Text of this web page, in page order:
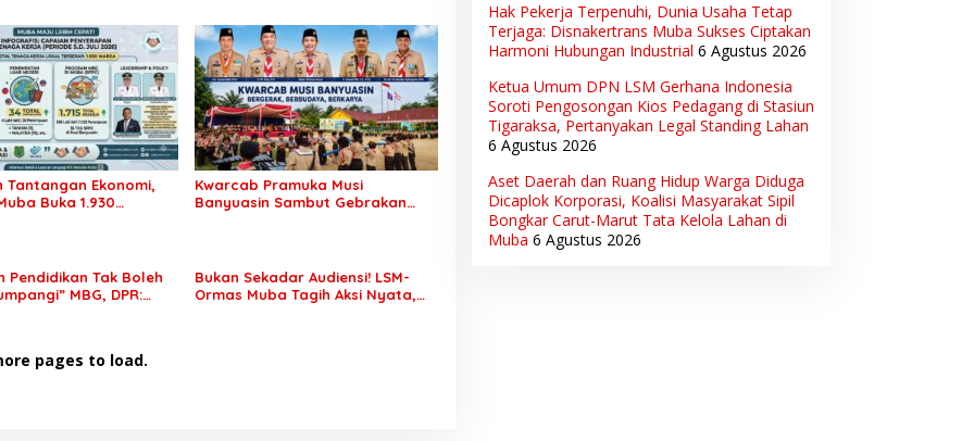
Tantangan Ekonomi,
Buka 1.930
Kwarcab Pramuka Musi
Banyuasin Sambut Gebrakan
Siap Sambut Peluang Emas
Pendidikan Tak Boleh
MBG, DPR:
Bukan Sekadar Audiensi! LSM-
Ormas Muba Tagih Aksi Nyata,
pages to load.
Hak Pekerja Terpenuhi, Dunia Usaha Tetap
Terjaga: Disnakertrans Muba Sukses Ciptakan
Harmoni Hubungan Industrial 6 Agustus 2026
Ketua Umum DPN LSM Gerhana Indonesia
Soroti Pengosongan Kios Pedagang di Stasiun
Tigaraksa, Pertanyakan Legal Standing Lahan
6 Agustus 2026
Aset Daerah dan Ruang Hidup Warga Diduga
Dicaplok Korporasi, Koalisi Masyarakat Sipil
Bongkar Carut-Marut Tata Kelola Lahan di
Muba 6 Agustus 2026